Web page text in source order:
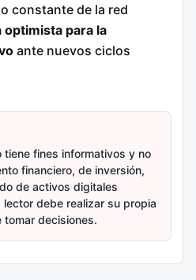
constante de la red
para la
ante nuevos ciclos
tiene fines informativos y no
financiero, de inversión,
de activos digitales
debe realizar su propia
tomar decisiones.